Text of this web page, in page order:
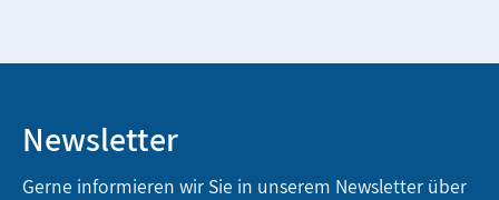
Newsletter
Gerne informieren wir Sie in unserem Newsletter über